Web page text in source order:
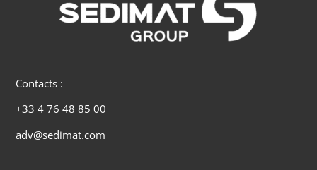
Contacts :
+33 4 76 48 85 00
adv@sedimat.com